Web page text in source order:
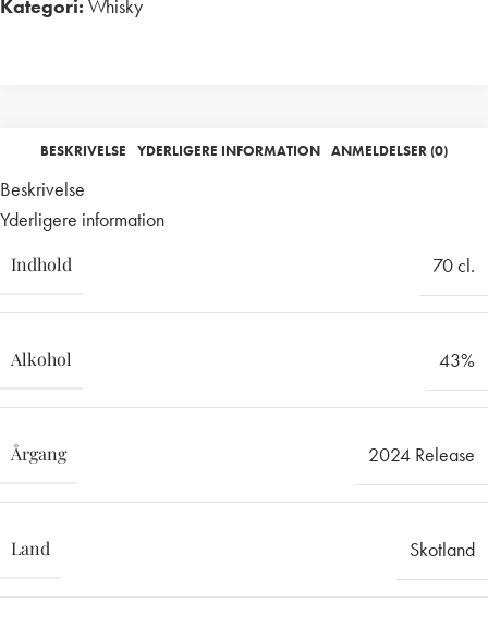
Kategori: Whisky
BESKRIVELSE YDERLIGERE INFORMATION ANMELDELSER (0)
Beskrivelse
Yderligere information
Indhold 70 cl.
Alkohol 43%
Årgang 2024 Release
Land Skotland